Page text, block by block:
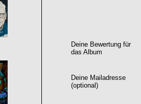
Deine Bewertung für
das Album
Deine Mailadresse
(optional)